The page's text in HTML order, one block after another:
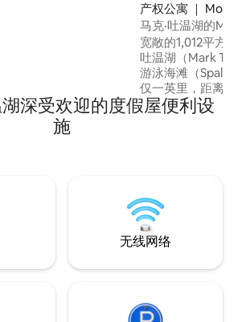
产权公寓 ｜
马克·吐温湖的
宽敞的1,012平方
吐温湖（Mark
游泳海滩（
仅一英里，距离斯
Boat Ramp）一英里。 果冻
（Jellystone）距
生间和一个配备齐
美、放松的住宿体
深受欢迎的度假屋便利设
施
无线网络